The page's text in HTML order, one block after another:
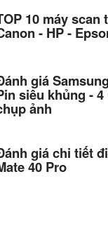
10 máy scan
- HP -
giá
siêu khủng -
ảnh
giá chi tiết
40 Pro